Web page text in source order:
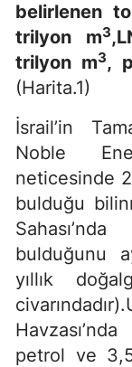
belirlenen
trilyon m3
trilyon m3,
(Harita.1)
İsrail’in
Noble
neticesinde
bulduğu
bulduğunu
yıllık
petrol ve